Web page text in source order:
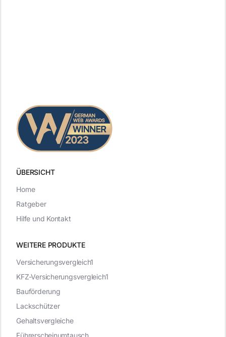
ÜBERSICHT
WEITERE PRODUKTE
Versicherungsvergleich1
KFZ-Versicherungsvergleich1
Bauförderung
Lackschützer
Gehaltsvergleiche
Home
Ratgeber
Hilfe und Kontakt